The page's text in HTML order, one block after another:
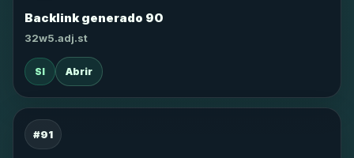
Backlink generado 90
32w5.adj.st
SI Abrir
#91